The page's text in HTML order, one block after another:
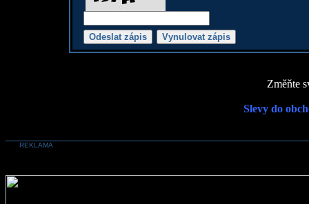
Změňte
Slevy do
REKLAMA